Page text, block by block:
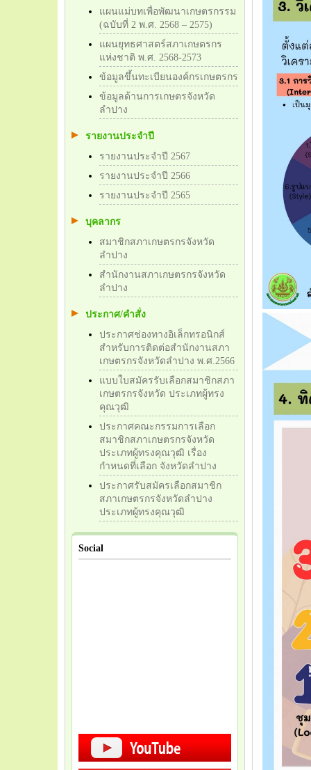
แผนแม่บทเพื่อพัฒนาเกษตรกรรม
(ฉบับที่ 2 พ.ศ. 2568 – 2575)
แผนยุทธศาสตร์สภาเกษตรกร
แห่งชาติ พ.ศ. 2568-2573
ข้อมูลขึ้นทะเบียนองค์กรเกษตรกร
ข้อมูลด้านการเกษตรจังหวัด
ลำปาง
รายงานประจำปี
รายงานประจำปี 2567
รายงานประจำปี 2566
รายงานประจำปี 2565
บุคลากร
สมาชิกสภาเกษตรกรจังหวัด
ลำปาง
สำนักงานสภาเกษตรกรจังหวัด
ลำปาง
ประกาศ/คำสั่ง
ประกาศช่องทางอิเล็กทรอนิกส์
สำหรับการติดต่อสำนักงานสภา
เกษตรกรจังหวัดลำปาง พ.ศ.2566
แบบใบสมัครรับเลือกสมาชิกสภา
เกษตรกรจังหวัด ประเภทผู้ทรง
คุณวุฒิ
ประกาศคณะกรรมการเลือก
สมาชิกสภาเกษตรกรจังหวัด
ประเภทผู้ทรงคุณวุฒิ เรื่อง
กำหนดที่เลือก จังหวัดลำปาง
ประกาศรับสมัครเลือกสมาชิก
สภาเกษตรกรจังหวัดลำปาง
ประเภทผู้ทรงคุณวุฒิ
Social